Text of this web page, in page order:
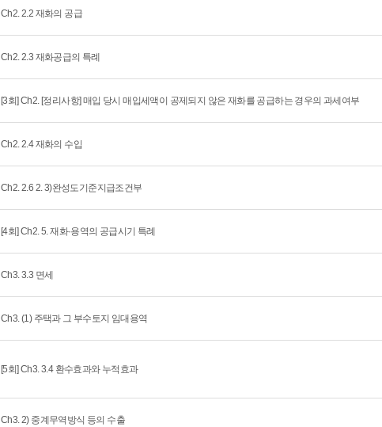
Ch2. 2.2 재화의 공급
Ch2. 2.3 재화공급의 특례
[3회] Ch2. [정리사항] 매입 당시 매입세액이 공제되지 않은 재화를 공급하는 경우의 과세여부
Ch2. 2.4 재화의 수입
Ch2. 2.6 2. 3)완성도기준지급조건부
[4회] Ch2. 5. 재화·용역의 공급시기 특례
Ch3. 3.3 면세
Ch3. (1) 주택과 그 부수토지 임대용역
[5회] Ch3. 3.4 환수효과와 누적효과
Ch3. 2) 중계무역방식 등의 수출